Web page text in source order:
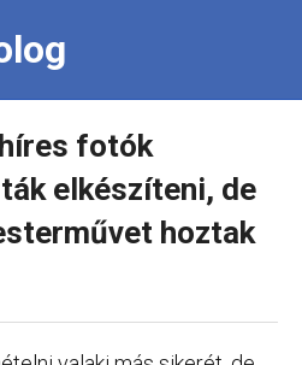
fotók
elkészíteni, de
hoztak